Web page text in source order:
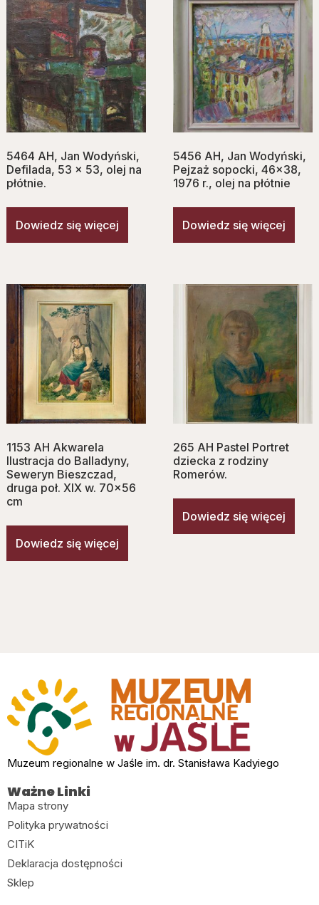
5464 AH, Jan Wodyński,
Defilada, 53 x 53, olej na
płótnie.
Dowiedz się więcej
5456 AH, Jan Wodyński,
Pejzaż sopocki, 46×38,
1976 r., olej na płótnie
Dowiedz się więcej
1153 AH Akwarela
Ilustracja do Balladyny,
Seweryn Bieszczad,
druga poł. XIX w. 70×56
cm
Dowiedz się więcej
265 AH Pastel Portret
dziecka z rodziny
Romerów.
Dowiedz się więcej
Muzeum regionalne w Jaśle im. dr. Stanisława Kadyiego
Ważne Linki
Mapa strony
Polityka prywatności
CITiK
Deklaracja dostępności
Sklep